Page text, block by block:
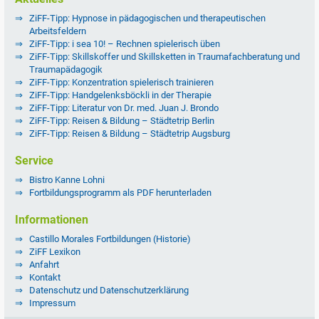
ZiFF-Tipp: Hypnose in pädagogischen und therapeutischen
Arbeitsfeldern
ZiFF-Tipp: i sea 10! – Rechnen spielerisch üben
ZiFF-Tipp: Skillskoffer und Skillsketten in Traumafachberatung und
Traumapädagogik
ZiFF-Tipp: Konzentration spielerisch trainieren
ZiFF-Tipp: Handgelenksböckli in der Therapie
ZiFF-Tipp: Literatur von Dr. med. Juan J. Brondo
ZiFF-Tipp: Reisen & Bildung – Städtetrip Berlin
ZiFF-Tipp: Reisen & Bildung – Städtetrip Augsburg
Service
Bistro Kanne Lohni
Fortbildungsprogramm als PDF herunterladen
Informationen
Castillo Morales Fortbildungen (Historie)
ZiFF Lexikon
Anfahrt
Kontakt
Datenschutz und Datenschutzerklärung
Impressum